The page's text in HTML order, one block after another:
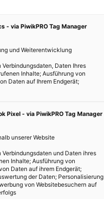
- via PiwikPRO Tag Manager
und Weiterentwicklung
Verbindungsdaten, Daten Ihres
Inhalte; Ausführung von
Daten auf Ihrem Endgerät;
Pixel - via PiwikPRO Tag Manager
unserer Website
Verbindungsdaten und Daten ihres
Inhalte; Ausführung von
Daten auf ihrem Endgerät;
der Daten; Personalisierung
von Websitebesuchern auf